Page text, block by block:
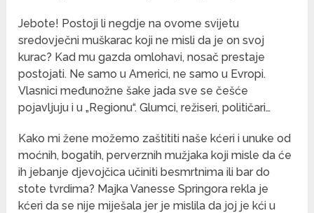
Jebote! Postoji li negdje na ovome svijetu
sredovječni muškarac koji ne misli da je on svoj
kurac? Kad mu gazda omlohavi, nosač prestaje
postojati. Ne samo u Americi, ne samo u Evropi.
Vlasnici međunožne šake jada sve se češće
pojavljuju i u „Regionu“. Glumci, režiseri, političari…
Kako mi žene možemo zaštititi naše kćeri i unuke od
moćnih, bogatih, perverznih mužjaka koji misle da će
ih jebanje djevojčica učiniti besmrtnima ili bar do
stote tvrdima? Majka Vanesse Springora rekla je
kćeri da se nije miješala jer je mislila da joj je kći u